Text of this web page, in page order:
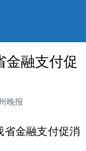
金融支付促
晚报
金融支付促消